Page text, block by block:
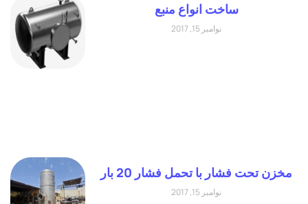
ساخت انواع منبع
نوامبر 15, 2017
مخزن تحت فشار با تحمل فشار 20 بار
نوامبر 15, 2017